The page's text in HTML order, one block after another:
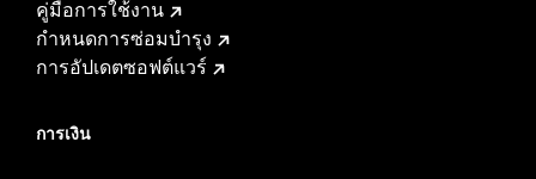
คู่มือการใช้งาน
กำหนดการซ่อมบำรุง
การอัปเดตซอฟต์แวร์
การเงิน